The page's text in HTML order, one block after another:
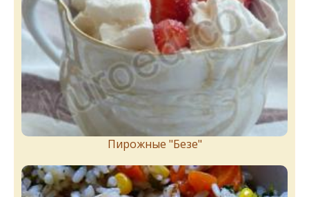
Пирожныe "Бeзe"